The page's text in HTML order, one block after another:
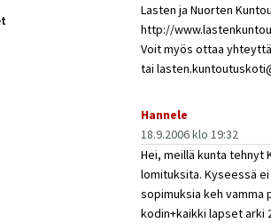
Lasten ja Nuorten
http://
Voit myös ottaa
tai
Hannele
18.9.2006 klo 19:32
Hei, meillä kunta tehnyt
lomituksita. Kyseessä
sopimuksia keh vamma
kodin+kaikki lapset arki